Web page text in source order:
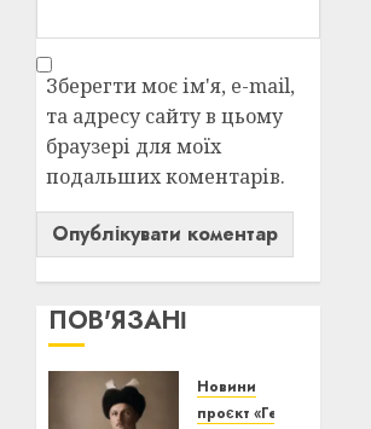
Зберегти моє ім'я, e-mail,
та адресу сайту в цьому
браузері для моїх
подальших коментарів.
ПОВ'ЯЗАНІ
Новини
проєкт «Генерація волі»